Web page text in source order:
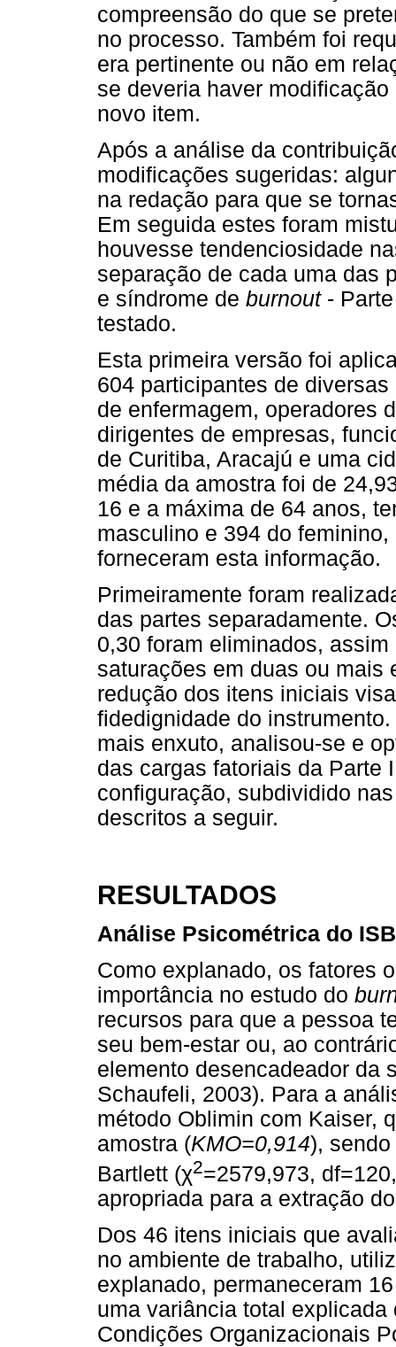
compreensão do que se
no processo. Também foi
era pertinente ou não em
se deveria haver
novo item.
Após a análise da
modificações sugeridas:
na redação para que se
Em seguida estes foram
houvesse tendenciosidade
separação de cada uma das
e síndrome de burnout -
testado.
Esta primeira versão foi
604 participantes de
de enfermagem, operadores
dirigentes de empresas,
de Curitiba, Aracajú e uma
média da amostra foi de
16 e a máxima de 64 anos,
masculino e 394 do
forneceram esta informação.
Primeiramente foram
das partes separadamente.
0,30 foram eliminados,
saturações em duas ou mais
redução dos itens iniciais
fidedignidade do
mais enxuto, analisou-se e
das cargas fatoriais da Parte
configuração, subdividido
descritos a seguir.
RESULTADOS
Análise Psicométrica do
Como explanado, os fatores
importância no estudo do
recursos para que a pessoa
seu bem-estar ou, ao
elemento desencadeador da
Schaufeli, 2003). Para a
método Oblimin com Kaiser,
amostra (KMO=0,914),
Bartlett (χ2=2579,973,
apropriada para a extração
Dos 46 itens iniciais que
no ambiente de trabalho,
explanado, permaneceram
uma variância total
Condições Organizacionais